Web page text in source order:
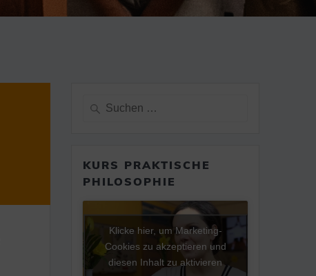
Suche
KURS PRAKTISCHE
PHILOSOPHIE
Klicke hier, um Marketing-
Cookies zu akzeptieren und
diesen Inhalt zu aktivieren